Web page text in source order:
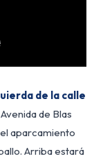
de la calle
de Blas
aparcamiento
Arriba estará